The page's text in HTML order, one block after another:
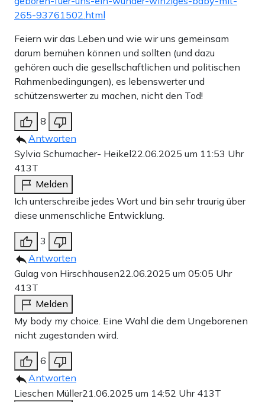
265-93761502.html
Feiern wir das Leben und wie wir uns gemeinsam
darum bemühen können und sollten (und dazu
gehören auch die gesellschaftlichen und politischen
Rahmenbedingungen), es lebenswerter und
schützenswerter zu machen, nicht den Tod!
8
Antworten
Sylvia Schumacher- Heikel22.06.2025 um 11:53 Uhr
413T
Melden
Ich unterschreibe jedes Wort und bin sehr traurig über
diese unmenschliche Entwicklung.
3
Antworten
Gulag von Hirschhausen22.06.2025 um 05:05 Uhr
413T
Melden
My body my choice. Eine Wahl die dem Ungeborenen
nicht zugestanden wird.
6
Antworten
Lieschen Müller21.06.2025 um 14:52 Uhr 413T